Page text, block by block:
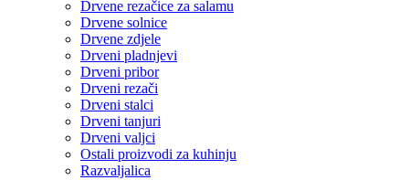
Drvene rezačice za salamu
Drvene solnice
Drvene zdjele
Drveni pladnjevi
Drveni pribor
Drveni rezači
Drveni stalci
Drveni tanjuri
Drveni valjci
Ostali proizvodi za kuhinju
Razvaljalica